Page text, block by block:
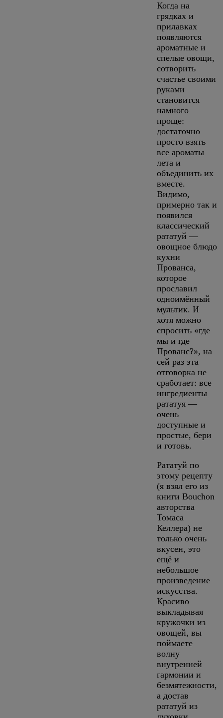
Когда на
грядках и
прилавках
появляются
ароматные и
спелые овощи,
сотворить
счастье своими
руками
становится
намного
проще:
достаточно
просто взять
все ароматы
лета и
объединить их
вместе.
Видимо,
примерно так и
появился
классический
рататуй —
овощное блюдо
кухни
Прованса,
которое
прославил
одноимённый
мультик. И
хотя можно
спросить «где
мы и где
Прованс?», на
сей раз эта
отговорка не
сработает: все
ингредиенты
рататуя —
очень
доступные и
простые, бери
и готовь.
Рататуй по
этому рецепту
(я взял его из
книги Bouchon
авторства
Томаса
Келлера) не
только очень
вкусен, это
ещё и
небольшое
произведение
искусства.
Красиво
выкладывая
кружочки из
овощей, вы
поймаете
волну
внутренней
гармонии и
безмятежности,
а достав
рататуй из